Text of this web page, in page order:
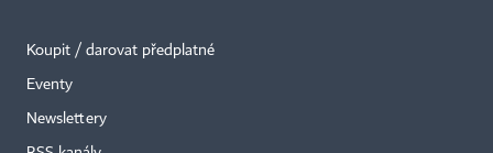
Koupit / darovat předplatné
Eventy
Newslettery